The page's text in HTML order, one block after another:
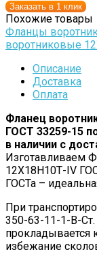
Заказать в 1 клик
Похожие товары
Фланцы
воротниковые
Описание
Доставка
Оплата
Фланец
ГОСТ 33259-15
в наличии с
Изготавливаем
12Х18Н10Т-IV
ГОСТа –
При
350-63-11-1-B-
прокладывается
избежание